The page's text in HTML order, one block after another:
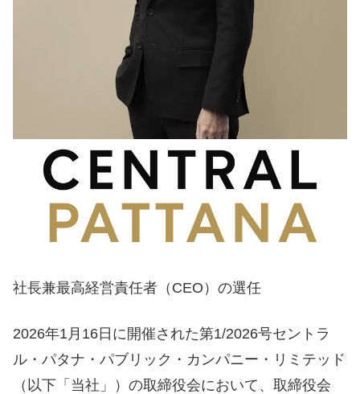
社長兼最高経営責任者（CEO）の選任
2026年1月16日に開催された第1/2026号セントラ
ル・パタナ・パブリック・カンパニー・リミテッド
（以下「当社」）の取締役会において、取締役会